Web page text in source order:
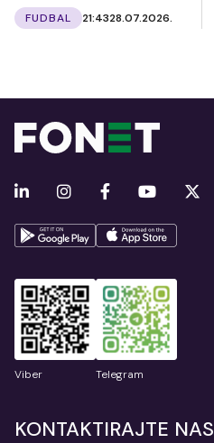
FUDBAL 21:4328.07.2026.
Viber Telegram
KONTAKTIRAJTE NAS